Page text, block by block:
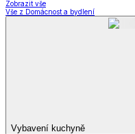
Zobrazit vše
Vše z Domácnost a bydlení
Vybavení kuchyně